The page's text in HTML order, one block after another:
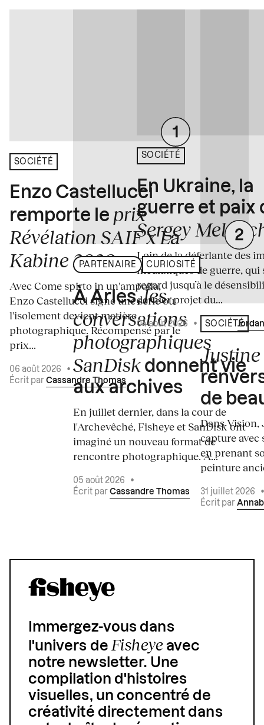
SOCIÉTÉ
Enzo Castellucci
remporte le prix
Révélation SAIF x La
Kabine 2026
Avec Come spirto in un'ampolla,
Enzo Castellucci signe une série où
l'isolement devient matière
photographique. Récompensé par le
prix...
06 août 2026
•
Écrit par Cassandre Thomas
PARTENAIRE CURIOSITÉ
À Arles,les
conversations
photographiques
SanDisk donnent vie
aux archives
En juillet dernier, dans la cour de
l'Archevêché, Fisheye et SanDisk ont
imaginé un nouveau format de
rencontre photographique. À...
05 août 2026
•
Écrit par Cassandre Thomas
SOCIÉTÉ
En Ukraine, la
guerre et paix
Sergey
Loin de la déferlante des
médiatiques de guerre, qui
regard jusqu’à le
dernier projet du...
04 août 2026 • Écrit par
SOCIÉTÉ
de
Dans
capture avec
en prenant
peinture
31 juillet 2026
Écrit par
Immergez-vous dans
l'univers de Fisheyeavec
notre newsletter. Une
compilation d'histoires
visuelles, un concentré de
créativité directement dans